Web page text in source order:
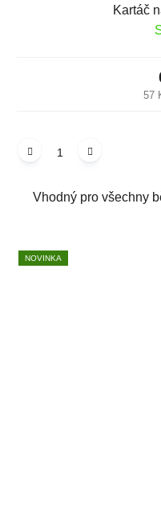
Kartáč
57
Vhodný pro všechny
NOVINKA